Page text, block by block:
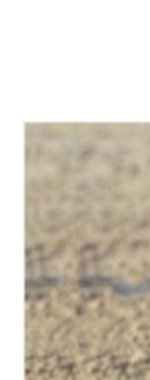
producto
múltiples
variantes.
Las
opciones
se
pueden